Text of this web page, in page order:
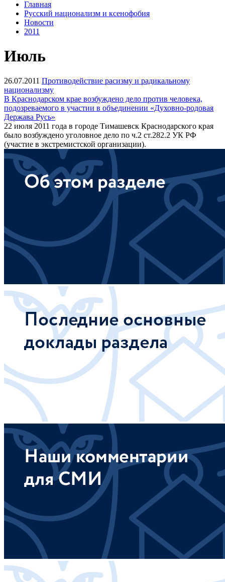
Главная
Русский национализм и ксенофобия
Новости
2011
Июль
26.07.2011 Противодействие расизму и радикальному
национализму
В Краснодарском крае возбуждено дело против человека,
подозреваемого в участии в объединении «Духовно-родовая
Держава Русь»
22 июля 2011 года в городе Тимашевск Краснодарского края
было возбуждено уголовное дело по ч.2 ст.282.2 УК РФ
(участие в экстремистской организации).